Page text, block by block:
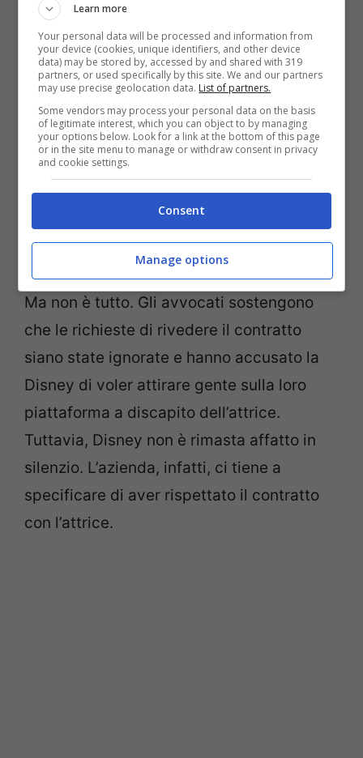
Scarlett Johansson (GettyImages)
Gli avvocati dell’attrice sostengono che da
contratto il film doveva uscire in esclusiva
in almeno 1.500 cinema per 90-120 giorni,
quindi la pubblicazione su Disney+ ha
decisamenteviolato gli accordi.
in questo modo l’attrice avrebbe perso
milioni di dollari dalla mancata vendita dei
Ma non è tutto. Gli avvocati sostengono
che le richieste di rivedere il contratto
siano state ignorate e hanno accusato la
Disney di voler attirare gente sulla loro
piattaforma a discapito dell’attrice.
Tuttavia, Disney non è rimasta affatto in
silenzio. L’azienda, infatti, ci tiene a
specificare di aver rispettato il contratto
con l’attrice.
Learn more
Your personal data will be processed and information from
your device (cookies, unique identifiers, and other device
data) may be stored by, accessed by and shared with 319
partners, or used specifically by this site. We and our partners
may use precise geolocation data. List of partners.
Some vendors may process your personal data on the basis
of legitimate interest, which you can object to by managing
your options below. Look for a link at the bottom of this page
or in the site menu to manage or withdraw consent in privacy
and cookie settings.
Consent
Manage options